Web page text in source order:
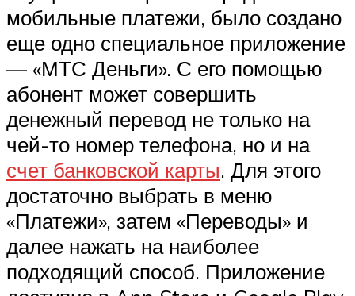
мобильные платежи, было создано
еще одно специальное приложение
— «МТС Деньги». С его помощью
абонент может совершить
денежный перевод не только на
чей-то номер телефона, но и на
счет банковской карты. Для этого
достаточно выбрать в меню
«Платежи», затем «Переводы» и
далее нажать на наиболее
подходящий способ. Приложение